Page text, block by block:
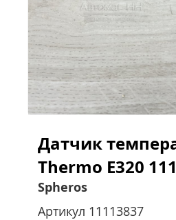
Датчик
Thermo E320
Spheros
Артикул 11113837